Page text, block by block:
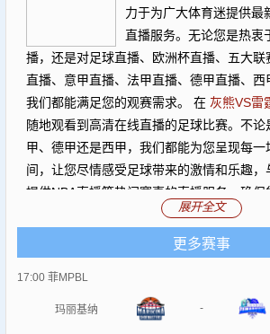
力于为广大体育迷提供最
直播服务。无论您是热衷
播，还是对足球直播、欧洲杯直播、五大联
直播、意甲直播、法甲直播、德甲直播、西
我们都能满足您的观赛需求。 在 灰熊VS雷
随地观看到高清在线直播的足球比赛。不
甲、德甲还是西甲，我们都能为您呈现每一
间，让您尽情感受足球带来的激情和乐趣
提供NBA直播等热门赛事的直播服务，确保
场精彩的比赛。 除了直播服务，灰熊VS雷霆
像、欧洲杯录像、五大联赛录像回放等体育
务。这意味着，即使您错过了某场比赛的直
过我们的平台回顾比赛精彩瞬间；我们还提
等内容，让您随时随地畅享体育盛宴。 总
展开全文
更多赛事
17:00 菲MPBL
玛丽基纳 -